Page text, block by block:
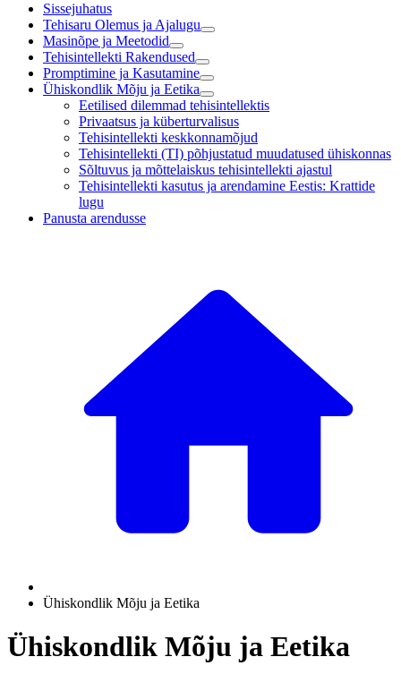
Sissejuhatus
Tehisaru Olemus ja Ajalugu
Masinõpe ja Meetodid
Tehisintellekti Rakendused
Promptimine ja Kasutamine
Ühiskondlik Mõju ja Eetika
Eetilised dilemmad tehisintellektis
Privaatsus ja küberturvalisus
Tehisintellekti keskkonnamõjud
Tehisintellekti (TI) põhjustatud muudatused ühiskonnas
Sõltuvus ja mõttelaiskus tehisintellekti ajastul
Tehisintellekti kasutus ja arendamine Eestis: Krattide
lugu
Panusta arendusse
Ühiskondlik Mõju ja Eetika
Ühiskondlik Mõju ja Eetika